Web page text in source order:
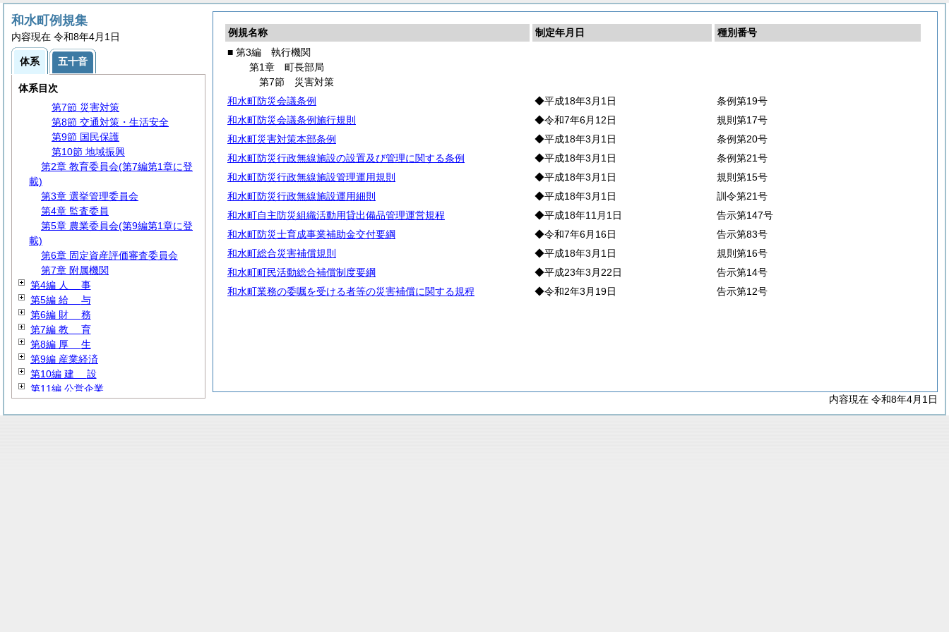
例規名称 制定年月日
種別番号
■ 第3編 執行機関
第1章 町長部局
第7節 災害対策
和水町防災会議条例
◆平成18年3月1日
条例第19号
和水町防災会議条例施行規則
◆令和7年6月12日
規則第17号
和水町災害対策本部条例
◆平成18年3月1日
条例第20号
和水町防災行政無線施設の設置及び管理に関する条例
◆平成18年3月1日
条例第21号
和水町防災行政無線施設管理運用規則
◆平成18年3月1日
規則第15号
和水町防災行政無線施設運用細則
◆平成18年3月1日
訓令第21号
和水町自主防災組織活動用貸出備品管理運営規程
◆平成18年11月1日
告示第147号
和水町防災士育成事業補助金交付要綱
◆令和7年6月16日
告示第83号
和水町総合災害補償規則
◆平成18年3月1日
規則第16号
和水町町民活動総合補償制度要綱
◆平成23年3月22日
告示第14号
和水町業務の委嘱を受ける者等の災害補償に関する規程
◆令和2年3月19日 告示第12号
内容現在 令和8年4月1日
和水町例規集
内容現在 令和8年4月1日
体系 五十音
体系目次
第1章 町長部局
第1節 事務分掌
第2節 代理・代決等
第3節 文書・公印
第4節 情報管理・通信施設
第5節 行政手続
第6節
第7節 災害対策
第8節 交通対策・生活安全
第9節 国民保護
第10節 地域振興
第2章 教育委員会(第7編第1章に登
載)
第3章 選挙管理委員会
第4章 監査委員
第5章 農業委員会(第9編第1章に登
載)
第6章 固定資産評価審査委員会
第7章 附属機関
第4編 人 事
第5編 給 与
第6編 財 務
第7編 教 育
第8編 厚 生
第9編 産業経済
第10編 建 設
第11編 公営企業
第13編 その他